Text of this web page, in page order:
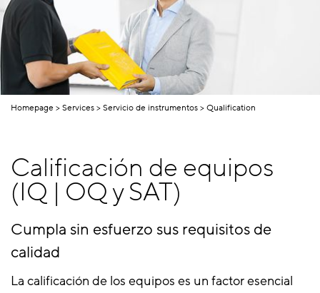
Homepage Services Servicio de instrumentos Qualification
Calificación de equipos
(IQ | OQ y SAT)
Cumpla sin esfuerzo sus requisitos de
calidad
La calificación de los equipos es un factor esencial